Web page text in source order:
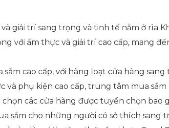
giải trí sang trọng và tinh tế nằm ở rìa
với ẩm thực và giải trí cao cấp, mang
cao cấp, với hàng loạt cửa hàng
phụ kiện cao cấp, trung tâm mua
các cửa hàng được tuyển chọn bao
sắm cho những người có sở thích sang